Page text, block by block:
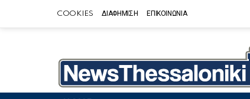
COOKIES ΔΙΑΦΗΜΙΣΗ ΕΠΙΚΟΙΝΩΝΙΑ